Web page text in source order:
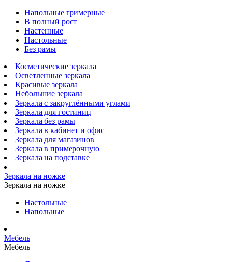
Напольные гримерные
В полный рост
Настенные
Настольные
Без рамы
Косметические зеркала
Осветленные зеркала
Красивые зеркала
Небольшие зеркала
Зеркала с закруглёнными углами
Зеркала для гостиниц
Зеркала без рамы
Зеркала в кабинет и офис
Зеркала для магазинов
Зеркала в примерочную
Зеркала на подставке
Зеркала на ножке
Зеркала на ножке
Настольные
Напольные
Мебель
Мебель